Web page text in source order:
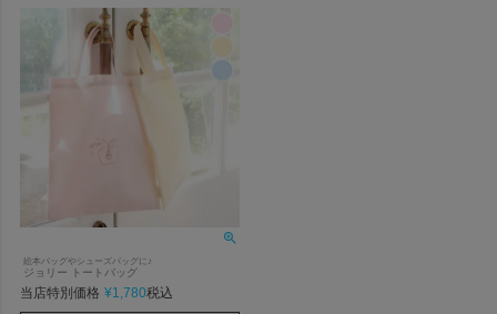
絵本バッグやシューズバッグに♪
ジョリー トートバッグ
当店特別価格 ¥1,780税込